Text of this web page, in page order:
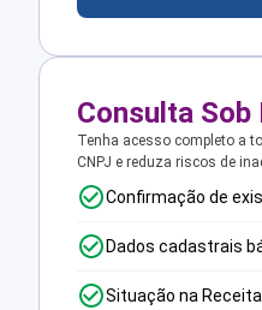
Consulta Sob
Tenha acesso completo a
CNPJ e reduza riscos de
Confirmação de
Dados cadastrais
Situação na Receita